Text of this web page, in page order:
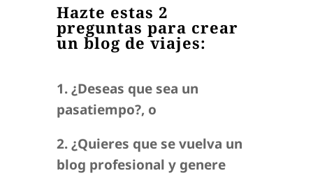
Hazte estas 2
preguntas para crear
un blog de viajes:
1. ¿Deseas que sea un
pasatiempo?, o
2. ¿Quieres que se vuelva un
blog profesional y genere